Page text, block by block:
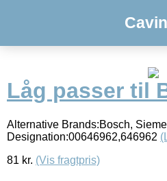
Låg passer til
Alternative Brands:Bosch,
Designation:00646962,646962
81 kr. (Vis fragtpris)